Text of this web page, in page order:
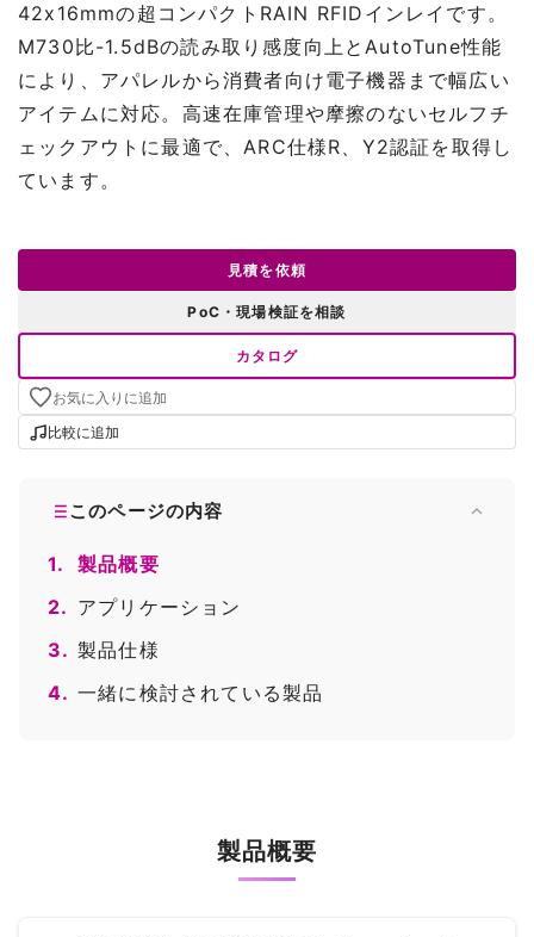
42x16mmの超コンパクトRAIN RFIDインレイです。
M730比-1.5dBの読み取り感度向上とAutoTune性能
により、アパレルから消費者向け電子機器まで幅広い
アイテムに対応。高速在庫管理や摩擦のないセルフチ
ェックアウトに最適で、ARC仕様R、Y2認証を取得し
ています。
見積を依頼
PoC・現場検証を相談
カタログ
お気に入りに追加
比較に追加
このページの内容
1.
製品概要
2. アプリケーション
3. 製品仕様
4. 一緒に検討されている製品
製品概要